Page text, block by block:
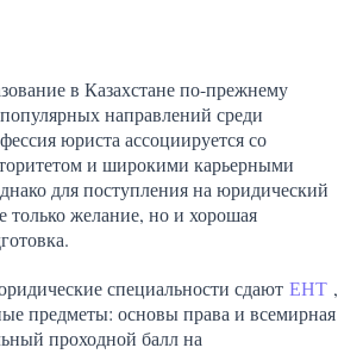
в Казахстане по-прежнему
направлений среди
юриста ассоциируется со
и широкими карьерными
для поступления на юридический
только желание, но и хорошая
специальности сдают ЕНТ ,
предметы: основы права и всемирная
проходной балл на